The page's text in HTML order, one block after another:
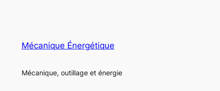
Mécanique Énergétique
Mécanique, outillage et énergie